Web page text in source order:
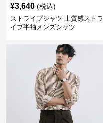
¥3,640 (税込)
ストライプシャツ 上質感ストラ
イプ半袖メンズシャツ